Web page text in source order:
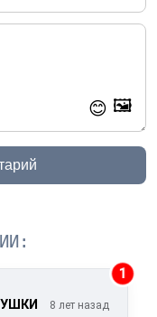
😊 🖼️
1
8 лет назад